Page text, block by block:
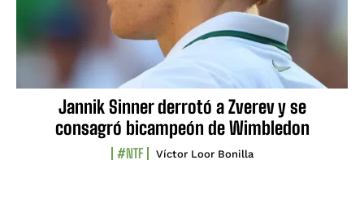
Jannik Sinner derrotó a Zverev y se
consagró bicampeón de Wimbledon
#NTF Víctor Loor Bonilla